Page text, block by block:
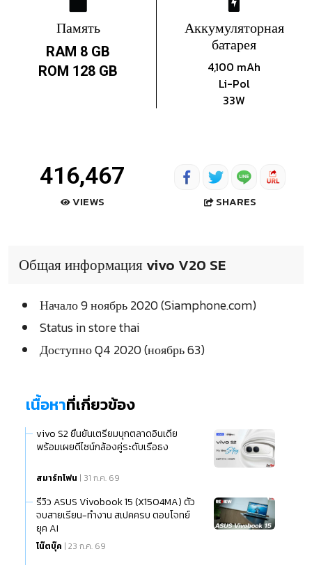
Память
RAM 8 GB
ROM 128 GB
Аккумуляторная
батарея
4,100 mAh
Li-Pol
33W
416,467
VIEWS SHARES
Общая информация vivo V20 SE
Начало 9 ноябрь 2020 (Siamphone.com)
Status in store thai
Доступно Q4 2020 (ноябрь 63)
เนื้อหาที่เกี่ยวข้อง
vivo S2 ยืนยันเตรียมบุกตลาดอินเดีย
พร้อมเผยดีไซน์กล้องคู่ระดับเรือธง
สมาร์ทโฟน | 31 ก.ค. 69
รีวิว ASUS Vivobook 15 (X1504MA) ตัว
จบสายเรียน-ทำงาน สเปคครบ ตอบโจทย์
ยุค AI
โน๊ตบุ๊ค | 23 ก.ค. 69